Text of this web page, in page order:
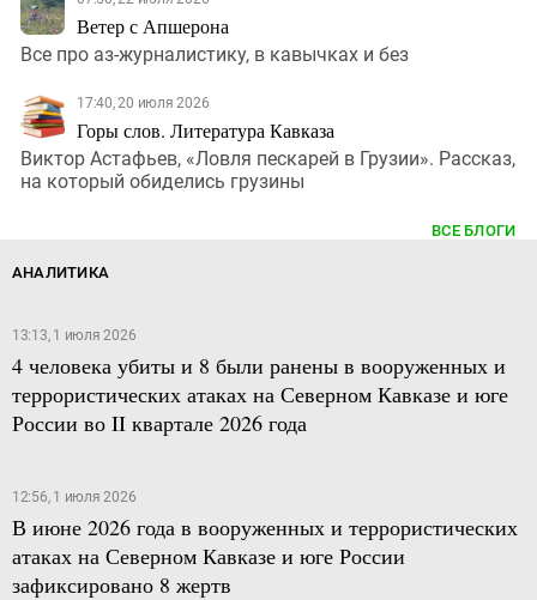
Ветер с Апшерона
Все про аз-журналистику, в кавычках и без
17:40, 20 июля 2026
Горы слов. Литература Кавказа
Виктор Астафьев, «Ловля пескарей в Грузии». Рассказ,
на который обиделись грузины
ВСЕ БЛОГИ
АНАЛИТИКА
13:13, 1 июля 2026
4 человека убиты и 8 были ранены в вооруженных и
террористических атаках на Северном Кавказе и юге
России во II квартале 2026 года
12:56, 1 июля 2026
В июне 2026 года в вооруженных и террористических
атаках на Северном Кавказе и юге России
зафиксировано 8 жертв